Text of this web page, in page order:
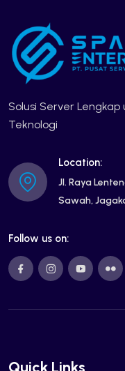
Solusi Server
Teknologi
Location:
Jl. Raya
Sawah,
Follow us on:
Quick Links